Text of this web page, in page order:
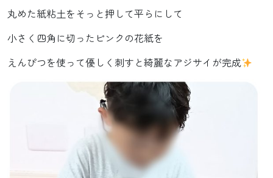
丸めた紙粘土をそっと押して平らにして
小さく四角に切ったピンクの花紙を
えんぴつを使って優しく刺すと綺麗なアジサイが完成